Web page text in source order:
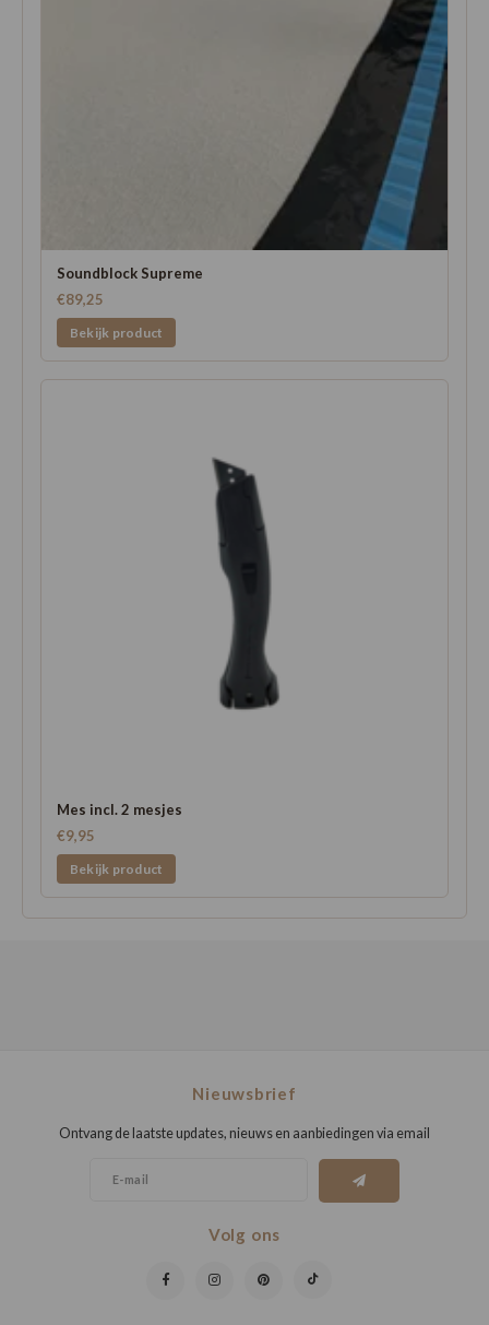
Soundblock Supreme
€89,25
Bekijk product
Mes incl. 2 mesjes
€9,95
Bekijk product
Nieuwsbrief
Ontvang de laatste updates, nieuws en aanbiedingen via email
Volg ons